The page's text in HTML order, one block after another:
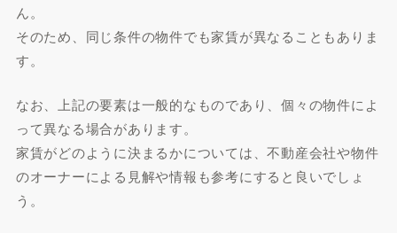
ん。
そのため、同じ条件の物件でも家賃が異なることもありま
す。
なお、上記の要素は一般的なものであり、個々の物件によ
って異なる場合があります。
家賃がどのように決まるかについては、不動産会社や物件
のオーナーによる見解や情報も参考にすると良いでしょ
う。